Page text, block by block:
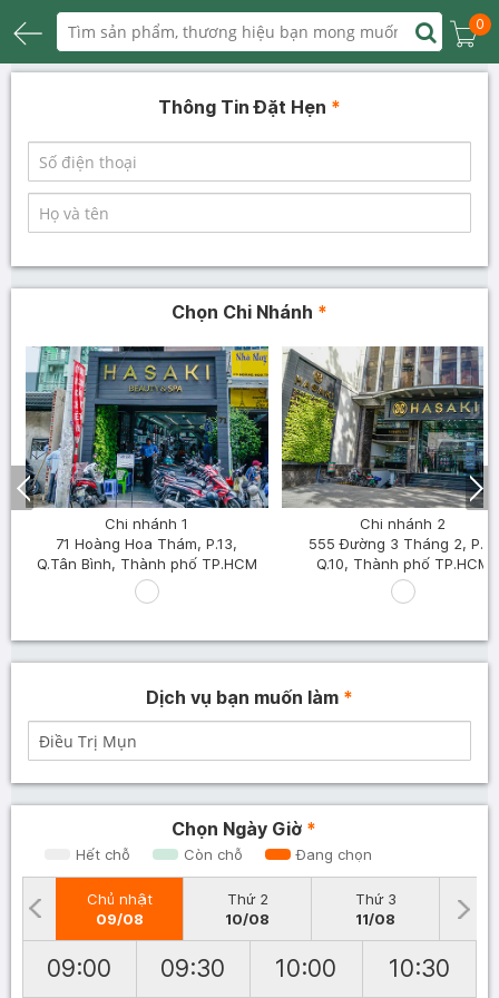
0
Thông Tin Đặt Hẹn *
Chọn Chi Nhánh *
Chi nhánh 1
71 Hoàng Hoa Thám, P.13,
Q.Tân Bình, Thành phố TP.HCM
Chi nhánh 2
555 Đường 3 Tháng 2, P.8,
Q.10, Thành phố TP.HCM
Dịch vụ bạn muốn làm *
Chọn Ngày Giờ *
Hết chỗ Còn chỗ Đang chọn
Chủ nhật
09/08
Thứ 2
10/08
Thứ 3
11/08
09:00 09:30 10:00 10:30